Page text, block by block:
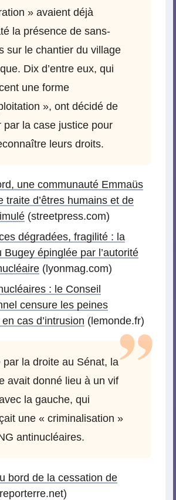
» avaient déjà
la présence de sans-
sur le chantier du village
Dix d’entre eux, qui
une forme
», ont décidé de
par la case justice pour
leurs droits.
une communauté Emmaüs
traite d’êtres humains et de
(streetpress.com)
dégradées, fragilité : la
Bugey épinglée par l’autorité
(lyonmag.com)
: le Conseil
censure les peines
cas d’intrusion (lemonde.fr)
par la droite au Sénat, la
avait donné lieu à un vif
la gauche, qui
une « criminalisation »
antinucléaires.
bord de la cessation de